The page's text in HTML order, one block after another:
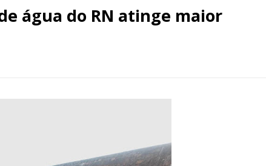
água do RN atinge maior